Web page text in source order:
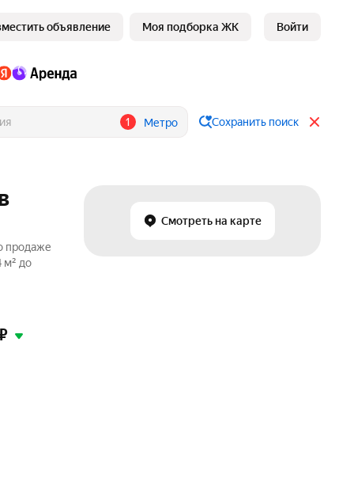
объявление Моя подборка ЖК Войти
1 Метро Сохранить поиск
Смотреть на карте
продаже
м² до